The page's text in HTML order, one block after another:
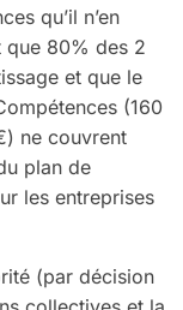
qu’il n’en
que 80% des 2
et que le
(160
ne couvrent
plan de
les entreprises
(par décision